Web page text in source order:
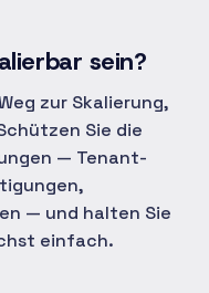
sein?
zur Skalierung,
Sie die
— Tenant-
— und halten Sie
einfach.